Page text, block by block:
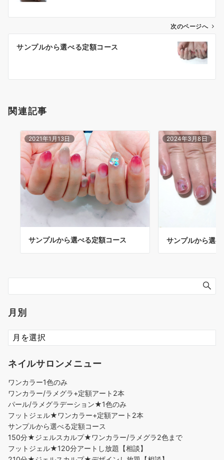
次のページへ
サンプルから選べる定額コース
関連記事
2021年1月13日
サンプルから選べる定額コース
2024年3月8日
サンプルから選
月別
ネイルサロンメニュー
ワンカラー1色のみ
ワンカラー/ラメグラ+定額アート2本
パール/ラメグラデーション★1色のみ
フットジェル★ワンカラー+定額アート2本
サンプルから選べる定額コース
150分★ジェルスカルプ★ワンカラー/ラメグラ2色まで
フットジェル★120分アートし放題【相談】